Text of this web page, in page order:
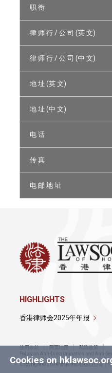
职 衔
律 师 行 / 公 司 (英 文)
律 师 行 / 公 司 (中 文)
地 址 (英 文)
地 址 (中 文)
电 话
传 真
电 邮 地 址
Cookies on
HIGHLIGHTS
香港律师会2025年年报
使用条款 网页地图
私隐政策
Policy on Anti-Discrimination and Anti-
Copyright © 2026 香港律师会版权所有，